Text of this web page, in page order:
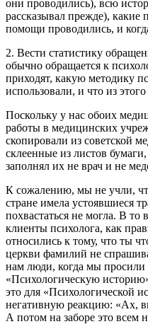
они проводились), всю
рассказывал прежде), какие
помощи проводились, и
2. Вести статистику
обычно обращается к
приходят, какую методику
использовали, и что из
Поскольку у нас обоих
работы в медицинских
скопировали из советской
склеенные из листов
заполнял их не врач и не
К сожалению, мы не учли,
стране имела устоявшиеся
похвастаться не могла. В
клиенты психолога, как
относились к тому, что ты
церкви фамилий не
нам люди, когда мы просили
«Психологическую
это для «Психологической
негативную реакцию: «Ах,
А потом на заборе это всем